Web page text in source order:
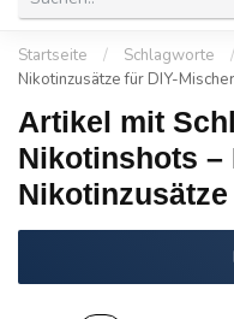
Startseite / Schlagworte /
Nikotinzusätze für DIY-Mischer
Artikel mit
Nikotinshots –